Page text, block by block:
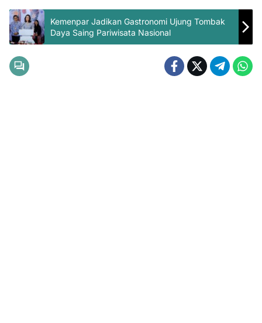
Kemenpar Jadikan Gastronomi Ujung Tombak
Daya Saing Pariwisata Nasional